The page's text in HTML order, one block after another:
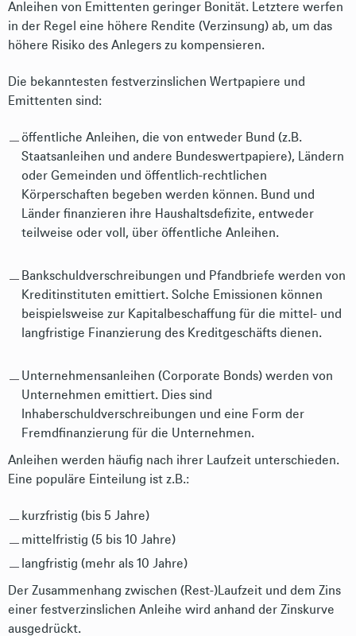
Anleihen von Emittenten geringer Bonität. Letztere werfen
in der Regel eine höhere Rendite (Verzinsung) ab, um das
höhere Risiko des Anlegers zu kompensieren.
Die bekanntesten festverzinslichen Wertpapiere und
Emittenten sind:
öffentliche Anleihen, die von entweder Bund (z.B.
Staatsanleihen und andere Bundeswertpapiere), Ländern
oder Gemeinden und öffentlich-rechtlichen
Körperschaften begeben werden können. Bund und
Länder finanzieren ihre Haushaltsdefizite, entweder
teilweise oder voll, über öffentliche Anleihen.
Bankschuldverschreibungen und Pfandbriefe werden von
Kreditinstituten emittiert. Solche Emissionen können
beispielsweise zur Kapitalbeschaffung für die mittel- und
langfristige Finanzierung des Kreditgeschäfts dienen.
Unternehmensanleihen (Corporate Bonds) werden von
Unternehmen emittiert. Dies sind
Inhaberschuldverschreibungen und eine Form der
Fremdfinanzierung für die Unternehmen.
Anleihen werden häufig nach ihrer Laufzeit unterschieden.
Eine populäre Einteilung ist z.B.:
kurzfristig (bis 5 Jahre)
mittelfristig (5 bis 10 Jahre)
langfristig (mehr als 10 Jahre)
Der Zusammenhang zwischen (Rest-)Laufzeit und dem Zins
einer festverzinslichen Anleihe wird anhand der Zinskurve
ausgedrückt.